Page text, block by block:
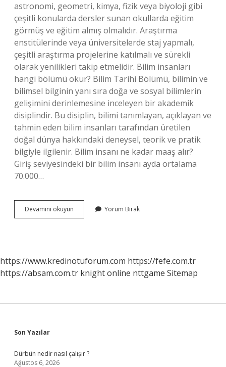
astronomi, geometri, kimya, fizik veya biyoloji gibi
çeşitli konularda dersler sunan okullarda eğitim
görmüş ve eğitim almış olmalıdır. Araştırma
enstitülerinde veya üniversitelerde staj yapmalı,
çeşitli araştırma projelerine katılmalı ve sürekli
olarak yenilikleri takip etmelidir. Bilim insanları
hangi bölümü okur? Bilim Tarihi Bölümü, bilimin ve
bilimsel bilginin yanı sıra doğa ve sosyal bilimlerin
gelişimini derinlemesine inceleyen bir akademik
disiplindir. Bu disiplin, bilimi tanımlayan, açıklayan ve
tahmin eden bilim insanları tarafından üretilen
doğal dünya hakkındaki deneysel, teorik ve pratik
bilgiyle ilgilenir. Bilim insanı ne kadar maaş alır?
Giriş seviyesindeki bir bilim insanı ayda ortalama
70.000…
Devamını okuyun
Insanı
Okunmalı
Yorum Bırak
https://www.kredinotuforum.com https://fefe.com.tr
https://absam.com.tr knight online nttgame Sitemap
Sidebar
Son Yazılar
Dürbün nedir nasıl çalışır ?
Ağustos 6, 2026